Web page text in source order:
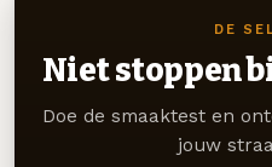
DE
Niet stoppen
Doe de smaaktest en
jouw